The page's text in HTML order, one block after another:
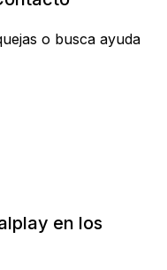
o busca ayuda
en los